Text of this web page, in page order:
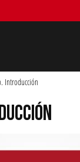
Introducción